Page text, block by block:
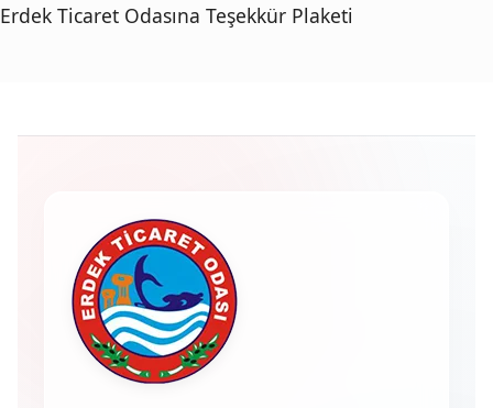
Erdek Ticaret Odasına Teşekkür Plaketi